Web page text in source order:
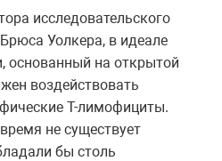
исследовательского
Уолкера, в идеале
основанный на открытой
воздействовать
Т-лимофициты.
не существует
бы столь